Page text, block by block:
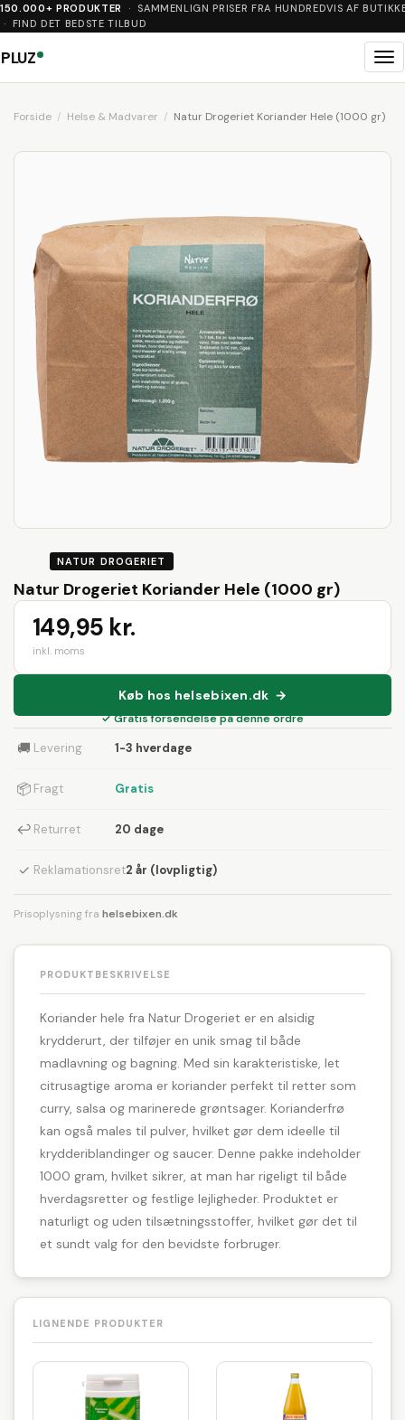
150.000+ PRODUKTER
· SAMMENLIGN PRISER FRA HUNDREDVIS AF
· FIND DET BEDSTE TILBUD
PLUZ
Forside Helse & Madvarer Natur Drogeriet Koriander Hele (1000 gr)
NATUR DROGERIET
Natur Drogeriet Koriander Hele (1000 gr)
149,95 kr.
inkl. moms
Køb hos helsebixen.dk →
✓ Gratis forsendelse på denne ordre
🚚 Levering 1-3 hverdage
📦 Fragt Gratis
↩ Returret 20 dage
✓ Reklamationsret2 år (lovpligtig)
Prisoplysning fra helsebixen.dk
PRODUKTBESKRIVELSE
Koriander hele fra Natur Drogeriet er en alsidig
krydderurt, der tilføjer en unik smag til både
madlavning og bagning. Med sin karakteristiske, let
citrusagtige aroma er koriander perfekt til retter som
curry, salsa og marinerede grøntsager. Korianderfrø
kan også males til pulver, hvilket gør dem ideelle til
krydderiblandinger og saucer. Denne pakke indeholder
1000 gram, hvilket sikrer, at man har rigeligt til både
hverdagsretter og festlige lejligheder. Produktet er
naturligt og uden tilsætningsstoffer, hvilket gør det til
et sundt valg for den bevidste forbruger.
LIGNENDE PRODUKTER